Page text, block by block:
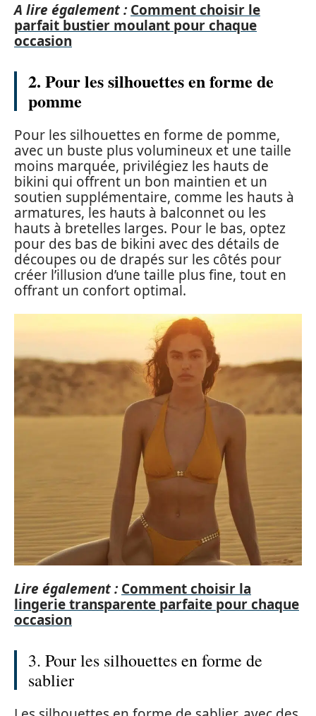
A lire également : Comment choisir le
parfait bustier moulant pour chaque
occasion
2. Pour les silhouettes en forme de
pomme
Pour les silhouettes en forme de pomme,
avec un buste plus volumineux et une taille
moins marquée, privilégiez les hauts de
bikini qui offrent un bon maintien et un
soutien supplémentaire, comme les hauts à
armatures, les hauts à balconnet ou les
hauts à bretelles larges. Pour le bas, optez
pour des bas de bikini avec des détails de
découpes ou de drapés sur les côtés pour
créer l’illusion d’une taille plus fine, tout en
offrant un confort optimal.
Lire également : Comment choisir la
lingerie transparente parfaite pour chaque
occasion
3. Pour les silhouettes en forme de
sablier